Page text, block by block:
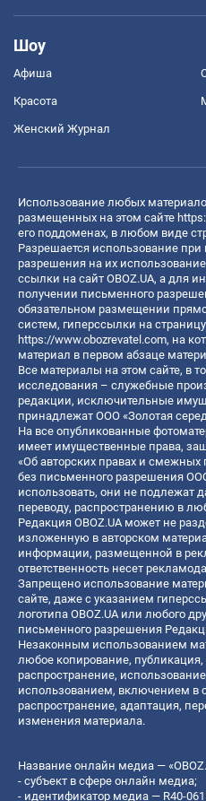
Шоу
Афиша
Красота
Женский Журнал
Использование любых
размещенных на этом сайте
его поддоменах, в любом виде
Разрешается использование
разрешения на их
ссылки на сайт OBOZ.UA, а для
получении письменного
обязательном размещении
систем, гиперссылки на
https://www.obozrevatel.com, на
материал в первом абзаце
Все материалы на этом сайте, в
исследования – служебные
редакции, исключительные
принадлежат ООО «Золотая
На все опубликованные
имеет имущественные права,
«Об авторских правах и смежных
без письменного разрешения
использовать, они не подлежат
переводу, распространению в
Редакция OBOZ.UA может не
изложенную в авторском
информации, размещенной в
ответственность несет
Запрещено использование
сайте, даже с указанием
логотипа OBOZ.UA или любого
письменного разрешения
Незаконным использованием
любое копирование,
распространение,
использованием, включением в
распространение, адаптация,
изменения материала.
Название онлайн медиа —
- субъект в сфере онлайн медиа;
- идентификатор медиа — R40-